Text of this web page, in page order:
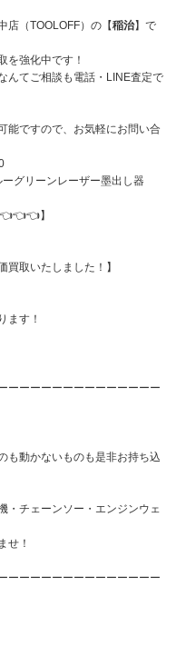
店（TOOLOFF）の【稲治】で
を強化中です！
んてご相談も電話・LINE査定で
能ですので、お気軽にお問い合
グリーンレーザー墨出し器
👈👈👈】
買取いたしました！ 】
ます！
ーーーーーーーーーーーーーー
も動かないものも是非お持ち込
・チェーンソー・エンジンウェ
せ！
ーーーーーーーーーーーーーー